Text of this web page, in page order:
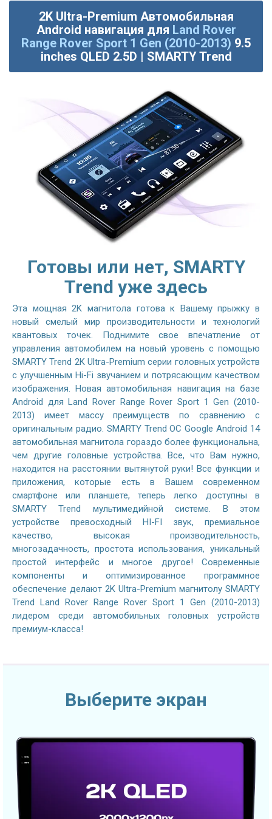
2K Ultra-Premium Автомобильная
Android навигация для Land Rover
Range Rover Sport 1 Gen (2010-2013) 9.5
inches QLED 2.5D | SMARTY Trend
Готовы или нет, SMARTY
Trend уже здесь
Эта мощная 2K магнитола готова к Вашему прыжку в
новый смелый мир производительности и технологий
квантовых точек. Поднимите свое впечатление от
управления автомобилем на новый уровень с помощью
SMARTY Trend 2K Ultra-Premium серии головных устройств
с улучшенным Hi-Fi звучанием и потрясающим качеством
изображения. Новая автомобильная навигация на базе
Android для Land Rover Range Rover Sport 1 Gen (2010-
2013) имеет массу преимуществ по сравнению с
оригинальным радио. SMARTY Trend ОС Google Android 14
автомобильная магнитола гораздо более функциональна,
чем другие головные устройства. Все, что Вам нужно,
находится на расстоянии вытянутой руки! Все функции и
приложения, которые есть в Вашем современном
смартфоне или планшете, теперь легко доступны в
SMARTY Trend мультимедийной системе. В этом
устройстве превосходный HI-FI звук, премиальное
качество, высокая производительность,
многозадачность, простота использования, уникальный
простой интерфейс и многое другое! Современные
компоненты и оптимизированное программное
обеспечение делают 2K Ultra-Premium магнитолу SMARTY
Trend Land Rover Range Rover Sport 1 Gen (2010-2013)
лидером среди автомобильных головных устройств
премиум-класса!
Выберите экран